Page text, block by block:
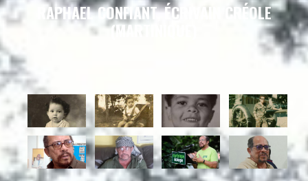
RAPHAEL CONFIANT, ÉCRIVAIN CRÉOLE
(MARTINIQUE)